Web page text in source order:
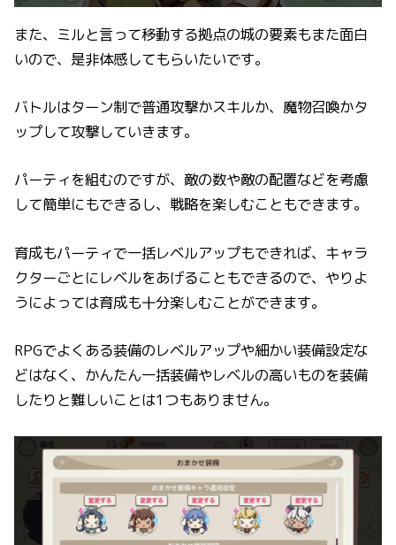
また、ミルと言って移動する拠点の城の要素もまた面白
いので、是非体感してもらいたいです。
バトルはターン制で普通攻撃かスキルか、魔物召喚かタ
ップして攻撃していきます。
パーティを組むのですが、敵の数や敵の配置などを考慮
して簡単にもできるし、戦略を楽しむこともできます。
育成もパーティで一括レベルアップもできれば、キャラ
クターごとにレベルをあげることもできるので、やりよ
うによっては育成も十分楽しむことができます。
RPGでよくある装備のレベルアップや細かい装備設定な
どはなく、かんたん一括装備やレベルの高いものを装備
したりと難しいことは1つもありません。